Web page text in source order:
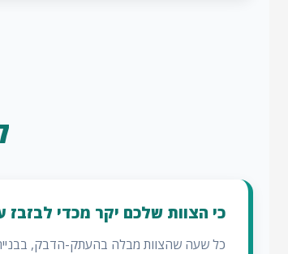
כי הצוות שלכם יקר מכדי
כל שעה שהצוות מבלה בהעתק-הדבק, בבניית